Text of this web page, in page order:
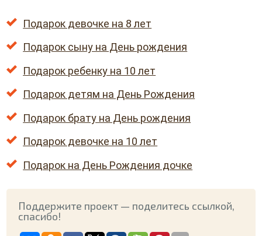
Подарок девочке на 8 лет
Подарок сыну на День рождения
Подарок ребенку на 10 лет
Подарок детям на День Рождения
Подарок брату на День рождения
Подарок девочке на 10 лет
Подарок на День Рождения дочке
Поддержите проект — поделитесь ссылкой,
спасибо!